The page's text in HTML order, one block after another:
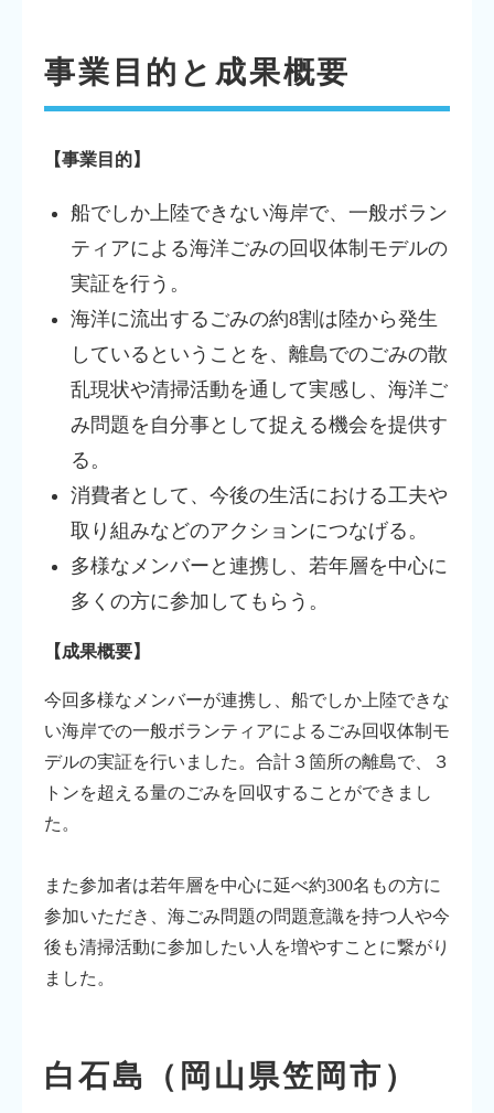
事業目的と成果概要
【事業目的】
船でしか上陸できない海岸で、一般ボラン
ティアによる海洋ごみの回収体制モデルの
実証を行う。
海洋に流出するごみの約8割は陸から発生
しているということを、離島でのごみの散
乱現状や清掃活動を通して実感し、海洋ご
み問題を自分事として捉える機会を提供す
る。
消費者として、今後の生活における工夫や
取り組みなどのアクションにつなげる。
多様なメンバーと連携し、若年層を中心に
多くの方に参加してもらう。
【成果概要】
今回多様なメンバーが連携し、船でしか上陸できな
い海岸での一般ボランティアによるごみ回収体制モ
デルの実証を行いました。合計３箇所の離島で、３
トンを超える量のごみを回収することができまし
た。
また参加者は若年層を中心に延べ約300名もの方に
参加いただき、海ごみ問題の問題意識を持つ人や今
後も清掃活動に参加したい人を増やすことに繋がり
ました。
白石島（岡山県笠岡市）